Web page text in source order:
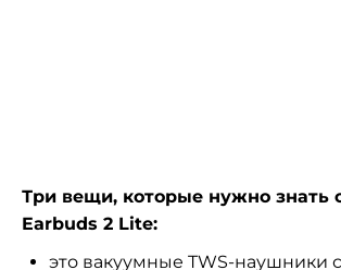
Три вещи, которые нужно знать
Earbuds 2 Lite:
это вакуумные TWS-наушники с